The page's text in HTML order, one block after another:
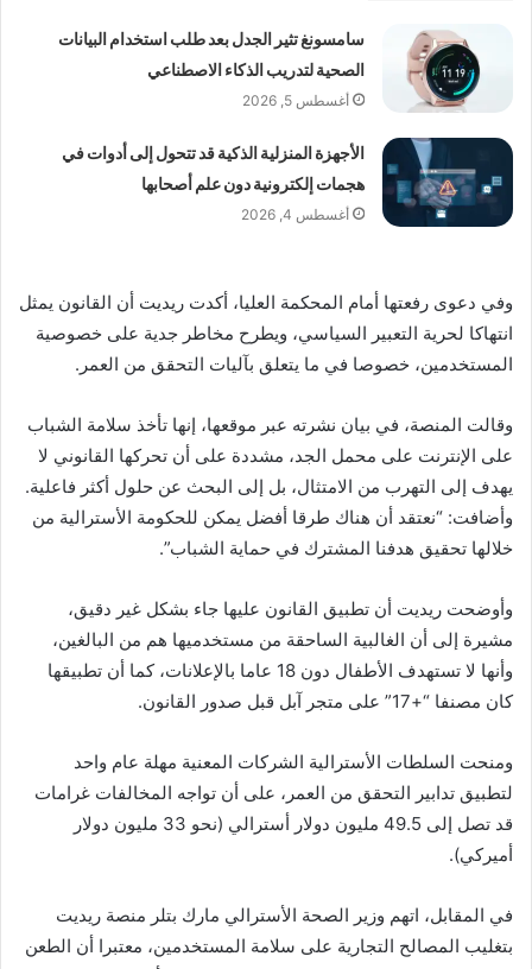
سامسونغ تثير الجدل بعد طلب استخدام البيانات
الصحية لتدريب الذكاء الاصطناعي
أغسطس 5, 2026
الأجهزة المنزلية الذكية قد تتحول إلى أدوات في
هجمات إلكترونية دون علم أصحابها
أغسطس 4, 2026
وفي دعوى رفعتها أمام المحكمة العليا، أكدت ريديت أن القانون يمثل
انتهاكا لحرية التعبير السياسي، ويطرح مخاطر جدية على خصوصية
المستخدمين، خصوصا في ما يتعلق بآليات التحقق من العمر.
وقالت المنصة، في بيان نشرته عبر موقعها، إنها تأخذ سلامة الشباب
على الإنترنت على محمل الجد، مشددة على أن تحركها القانوني لا
يهدف إلى التهرب من الامتثال، بل إلى البحث عن حلول أكثر فاعلية.
وأضافت: “نعتقد أن هناك طرقا أفضل يمكن للحكومة الأسترالية من
خلالها تحقيق هدفنا المشترك في حماية الشباب”.
وأوضحت ريديت أن تطبيق القانون عليها جاء بشكل غير دقيق،
مشيرة إلى أن الغالبية الساحقة من مستخدميها هم من البالغين،
وأنها لا تستهدف الأطفال دون 18 عاما بالإعلانات، كما أن تطبيقها
كان مصنفا “+17” على متجر آبل قبل صدور القانون.
ومنحت السلطات الأسترالية الشركات المعنية مهلة عام واحد
لتطبيق تدابير التحقق من العمر، على أن تواجه المخالفات غرامات
قد تصل إلى 49.5 مليون دولار أسترالي (نحو 33 مليون دولار
أميركي).
في المقابل، اتهم وزير الصحة الأسترالي مارك بتلر منصة ريديت
بتغليب المصالح التجارية على سلامة المستخدمين، معتبرا أن الطعن